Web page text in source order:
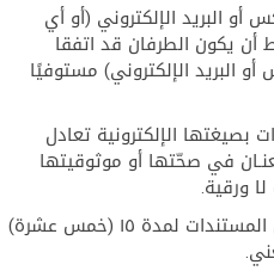
البريد الإلكتروني (أو أي
أن يكون الطرفان قد اتفقا
البريد الإلكتروني) مستوفيًا
الإلكترونية تعادل
في صحّتها أو موثوقيتها
ورقية.
د) يتعين على المورّد الاحتفاظ بكل المستندات لمدة ١٥ (خمس عشرة)